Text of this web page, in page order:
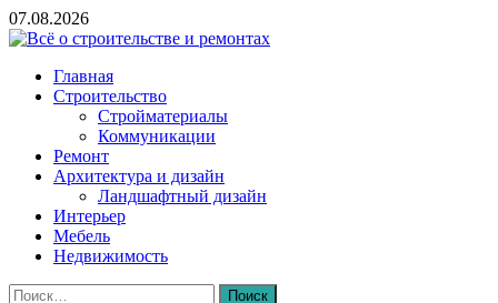
Skip
to
07.08.2026
Всё о строительстве и ремонтах
Главная
Строительство
Стройматериалы
Коммуникации
Ремонт
Архитектура и дизайн
Ландшафтный дизайн
Интерьер
Мебель
Недвижимость
Найти: